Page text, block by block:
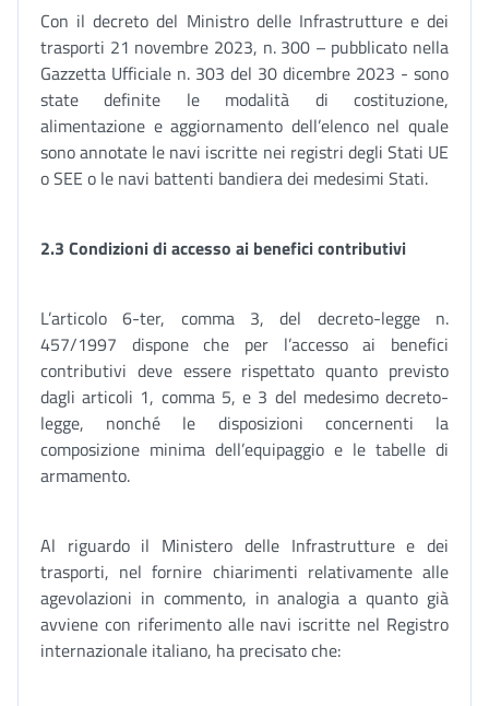
Con il decreto del Ministro delle Infrastrutture e dei
trasporti 21 novembre 2023, n. 300 – pubblicato nella
Gazzetta Ufficiale n. 303 del 30 dicembre 2023 - sono
state definite le modalità di costituzione,
alimentazione e aggiornamento dell’elenco nel quale
sono annotate le navi iscritte nei registri degli Stati UE
o SEE o le navi battenti bandiera dei medesimi Stati.
2.3 Condizioni di accesso ai benefici contributivi
L’articolo 6-ter, comma 3, del decreto-legge n.
457/1997 dispone che per l’accesso ai benefici
contributivi deve essere rispettato quanto previsto
dagli articoli 1, comma 5, e 3 del medesimo decreto-
legge, nonché le disposizioni concernenti la
composizione minima dell’equipaggio e le tabelle di
armamento.
Al riguardo il Ministero delle Infrastrutture e dei
trasporti, nel fornire chiarimenti relativamente alle
agevolazioni in commento, in analogia a quanto già
avviene con riferimento alle navi iscritte nel Registro
internazionale italiano, ha precisato che: